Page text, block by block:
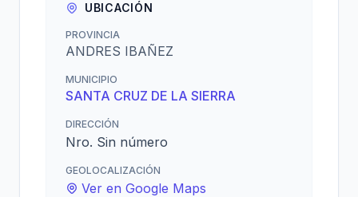
UBICACIÓN
PROVINCIA
ANDRES IBAÑEZ
MUNICIPIO
SANTA CRUZ DE LA SIERRA
DIRECCIÓN
Nro. Sin número
GEOLOCALIZACIÓN
Ver en Google Maps